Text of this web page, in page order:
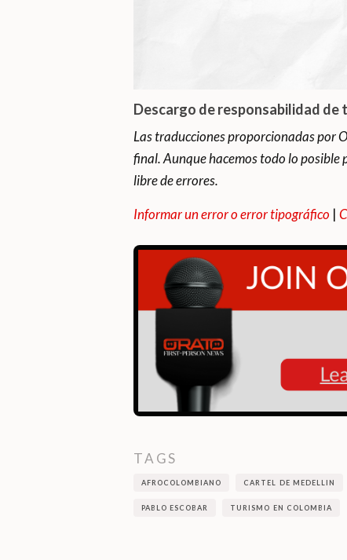
Descargo de responsabilidad de
Las traducciones proporcionadas por
final. Aunque hacemos todo lo posible
libre de errores.
Informar un error o error tipográfico |
TAGS
AFROCOLOMBIANO CARTEL DE MEDELLIN
PABLO ESCOBAR TURISMO EN COLOMBIA